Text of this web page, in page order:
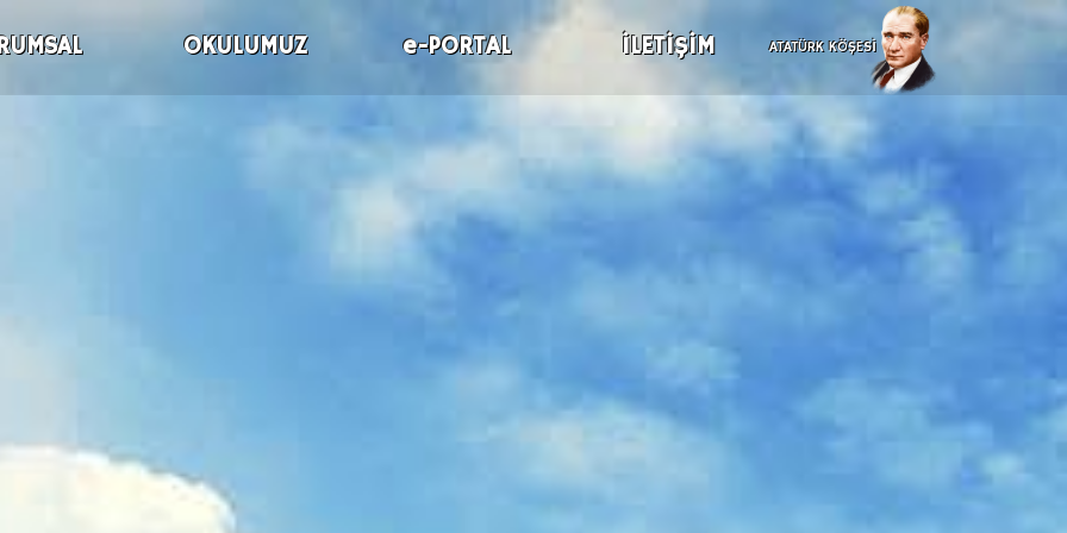
OKULUMUZ e-PORTAL İLETİŞİM ATATÜRK KÖŞESİ